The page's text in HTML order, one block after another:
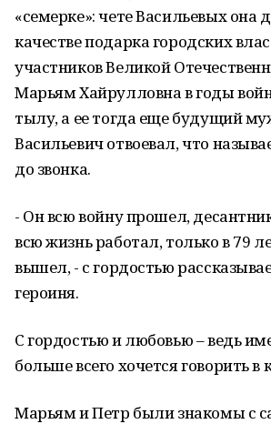
«семерке»: чете Васильевых она
качестве подарка городских
участников Великой
Марьям Хайрулловна в годы
тылу, а ее тогда еще будущий
Васильевич отвоевал, что
до звонка.
- Он всю войну прошел,
всю жизнь работал, только в 79
вышел, - с гордостью
героиня.
С гордостью и любовью – ведь
больше всего хочется говорить в
Марьям и Петр были знакомы с